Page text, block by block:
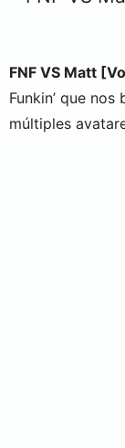
FNF VS Matt
Funkin’ que
múltiples